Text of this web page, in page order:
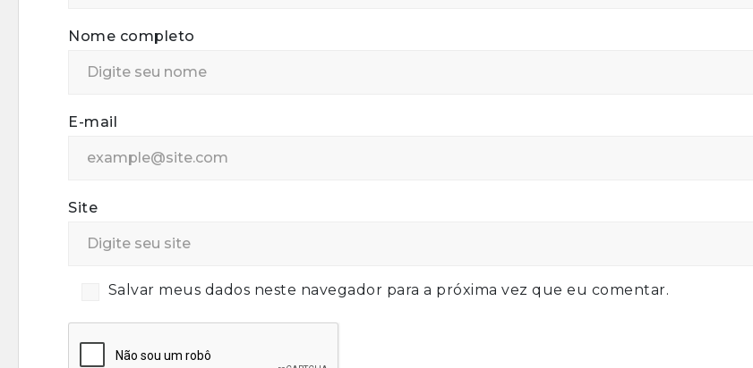
Nome completo
E-mail
Site
Salvar meus dados neste navegador para a próxima vez que eu comentar.